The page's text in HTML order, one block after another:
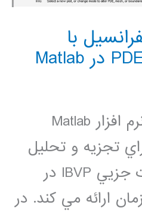
با
جعبه ابزار PDE از نرم افزار Matlab
تجزيه و تحليل
معادلات با مشتقات جزيي IBVP در
ارائه مي كند. در